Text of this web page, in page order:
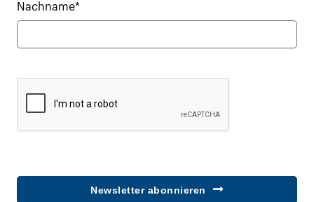
Nachname*
Newsletter abonnieren